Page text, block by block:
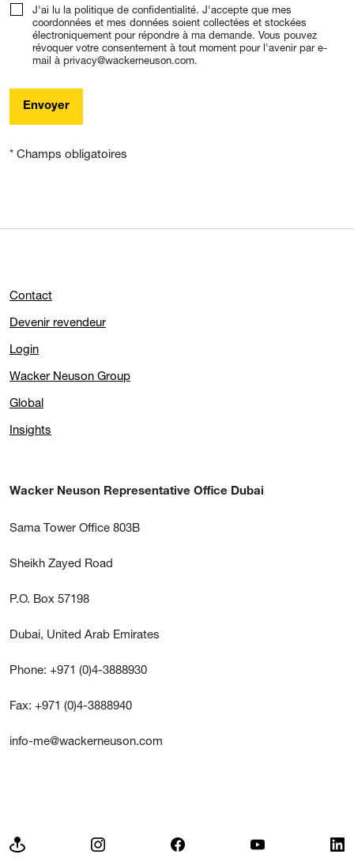
J'ai lu la politique de confidentialité. J'accepte que mes
coordonnées et mes données soient collectées et stockées
électroniquement pour répondre à ma demande. Vous pouvez
révoquer votre consentement à tout moment pour l'avenir par e-
mail à privacy@wackerneuson.com.
Envoyer
* Champs obligatoires
Contact
Devenir revendeur
Login
Wacker Neuson Group
Global
Insights
Wacker Neuson Representative Office Dubai
Sama Tower Office 803B
Sheikh Zayed Road
P.O. Box 57198
Dubai, United Arab Emirates
Phone: +971 (0)4-3888930
Fax: +971 (0)4-3888940
info-me@wackerneuson.com